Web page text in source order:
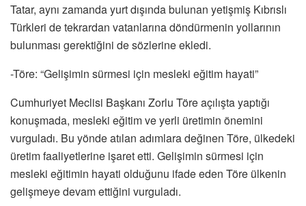
Tatar, aynı zamanda yurt dışında bulunan yetişmiş Kıbrıslı
Türkleri de tekrardan vatanlarına döndürmenin yollarının
bulunması gerektiğini de sözlerine ekledi.
-Töre: “Gelişimin sürmesi için mesleki eğitim hayati”
Cumhuriyet Meclisi Başkanı Zorlu Töre açılışta yaptığı
konuşmada, mesleki eğitim ve yerli üretimin önemini
vurguladı. Bu yönde atılan adımlara değinen Töre, ülkedeki
üretim faaliyetlerine işaret etti. Gelişimin sürmesi için
mesleki eğitimin hayati olduğunu ifade eden Töre ülkenin
gelişmeye devam ettiğini vurguladı.